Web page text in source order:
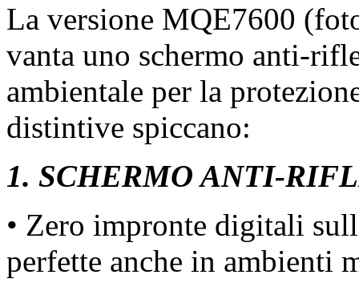
La versione MQE7600
vanta uno schermo anti-
ambientale per la
distintive spiccano:
1. SCHERMO ANTI-
• Zero impronte digitali
perfette anche in ambienti